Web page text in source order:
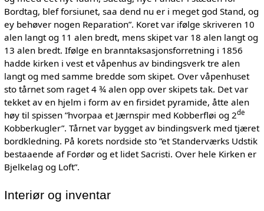
Bordtag, blef forsiunet, saa dend nu er i meget god Stand, og
ey behøver nogen Reparation”. Koret var ifølge skriveren 10
alen langt og 11 alen bredt, mens skipet var 18 alen langt og
13 alen bredt. Ifølge en branntaksasjonsforretning i 1856
hadde kirken i vest et våpenhus av bindingsverk tre alen
langt og med samme bredde som skipet. Over våpenhuset
sto tårnet som raget 4 ¾ alen opp over skipets tak. Det var
tekket av en hjelm i form av en firsidet pyramide, åtte alen
høy til spissen ”hvorpaa et Jærnspir med Kobberfløi og 2de
Kobberkugler”. Tårnet var bygget av bindingsverk med tjæret
bordkledning. På korets nordside sto ”et Standerværks Udstik
bestaaende af Fordør og et lidet Sacristi. Over hele Kirken er
Bjelkelag og Loft”.
Interiør og inventar